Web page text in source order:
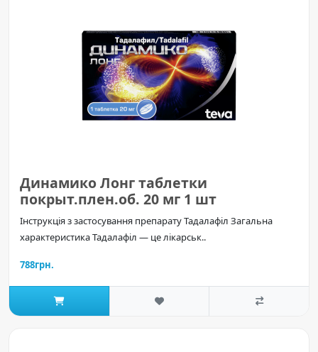
Динамико Лонг таблетки
покрыт.плен.об. 20 мг 1 шт
Інструкція з застосування препарату Тадалафіл Загальна
характеристика Тадалафіл — це лікарськ..
788грн.